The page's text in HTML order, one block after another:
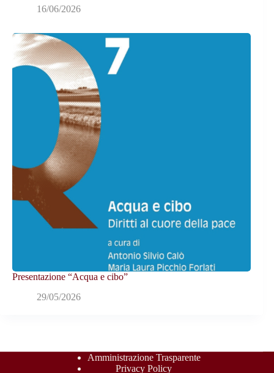
16/06/2026
Presentazione “Acqua e cibo”
29/05/2026
Amministrazione Trasparente
Privacy Policy